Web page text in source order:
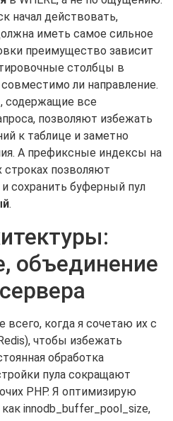
начал действовать,
иметь самое сильное
преимущество зависит
столбцы в
ли направление.
все
позволяют избежать
к таблице и заметно
А префиксные индексы на
позволяют
сохранить буферный пул
.
объединение
когда я сочетаю их с
чтобы избежать
обработка
пула сокращают
PHP. Я оптимизирую
innodb_buffer_pool_size,